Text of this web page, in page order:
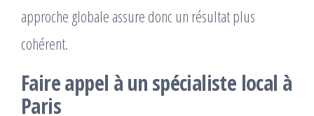
approche globale assure donc un résultat plus
cohérent.
Faire appel à un spécialiste local à
Paris